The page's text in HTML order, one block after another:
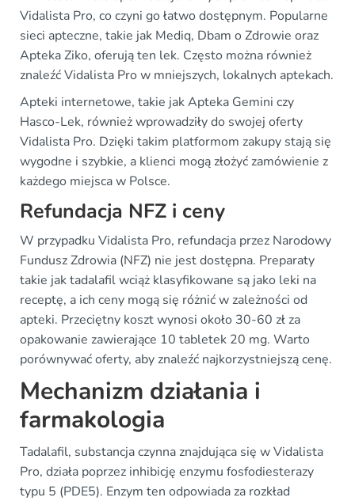
Vidalista Pro, co czyni go łatwo dostępnym. Popularne
sieci apteczne, takie jak Mediq, Dbam o Zdrowie oraz
Apteka Ziko, oferują ten lek. Często można również
znaleźć Vidalista Pro w mniejszych, lokalnych aptekach.
Apteki internetowe, takie jak Apteka Gemini czy
Hasco-Lek, również wprowadziły do swojej oferty
Vidalista Pro. Dzięki takim platformom zakupy stają się
wygodne i szybkie, a klienci mogą złożyć zamówienie z
każdego miejsca w Polsce.
Refundacja NFZ i ceny
W przypadku Vidalista Pro, refundacja przez Narodowy
Fundusz Zdrowia (NFZ) nie jest dostępna. Preparaty
takie jak tadalafil wciąż klasyfikowane są jako leki na
receptę, a ich ceny mogą się różnić w zależności od
apteki. Przeciętny koszt wynosi około 30-60 zł za
opakowanie zawierające 10 tabletek 20 mg. Warto
porównywać oferty, aby znaleźć najkorzystniejszą cenę.
Mechanizm działania i
farmakologia
Tadalafil, substancja czynna znajdująca się w Vidalista
Pro, działa poprzez inhibicję enzymu fosfodiesterazy
typu 5 (PDE5). Enzym ten odpowiada za rozkład